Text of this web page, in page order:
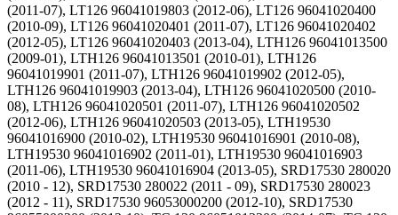
(2011-07), LT126 96041019803 (2012-06), LT126 96041020400
(2010-09), LT126 96041020401 (2011-07), LT126 96041020402
(2012-05), LT126 96041020403 (2013-04), LTH126 96041013500
(2009-01), LTH126 96041013501 (2010-01), LTH126
96041019901 (2011-07), LTH126 96041019902 (2012-05),
LTH126 96041019903 (2013-04), LTH126 96041020500 (2010-
08), LTH126 96041020501 (2011-07), LTH126 96041020502
(2012-06), LTH126 96041020503 (2013-05), LTH19530
96041016900 (2010-02), LTH19530 96041016901 (2010-08),
LTH19530 96041016902 (2011-01), LTH19530 96041016903
(2011-06), LTH19530 96041016904 (2013-05), SRD17530 280020
(2010 - 12), SRD17530 280022 (2011 - 09), SRD17530 280023
(2012 - 11), SRD17530 96053000200 (2012-10), SRD17530